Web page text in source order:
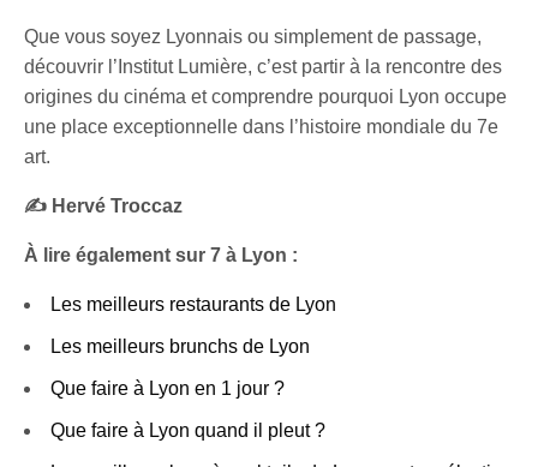
Que vous soyez Lyonnais ou simplement de passage,
découvrir l’Institut Lumière, c’est partir à la rencontre des
origines du cinéma et comprendre pourquoi Lyon occupe
une place exceptionnelle dans l’histoire mondiale du 7e
art.
✍️ Hervé Troccaz
À lire également sur 7 à Lyon :
Les meilleurs restaurants de Lyon
Les meilleurs brunchs de Lyon
Que faire à Lyon en 1 jour ?
Que faire à Lyon quand il pleut ?